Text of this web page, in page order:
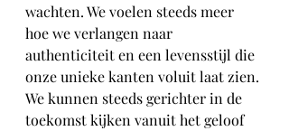
wachten. We voelen steeds meer
hoe we verlangen naar
authenticiteit en een levensstijl die
onze unieke kanten voluit laat zien.
We kunnen steeds gerichter in de
toekomst kijken vanuit het geloof